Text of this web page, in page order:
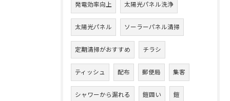
発電効率向上 太陽光パネル洗浄
太陽光パネル ソーラーパネル清掃
定期清掃がおすすめ チラシ
ティッシュ 配布 郵便局 集客
シャワーから漏れる 鎧囲い 鎧